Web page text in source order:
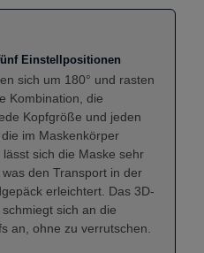
Einstellpositionen
sich um 180° und rasten
Kombination, die
Kopfgröße und jeden
im Maskenkörper
sich die Maske sehr
den Transport in der
erleichtert. Das 3D-
sich an die
an, ohne zu verrutschen.